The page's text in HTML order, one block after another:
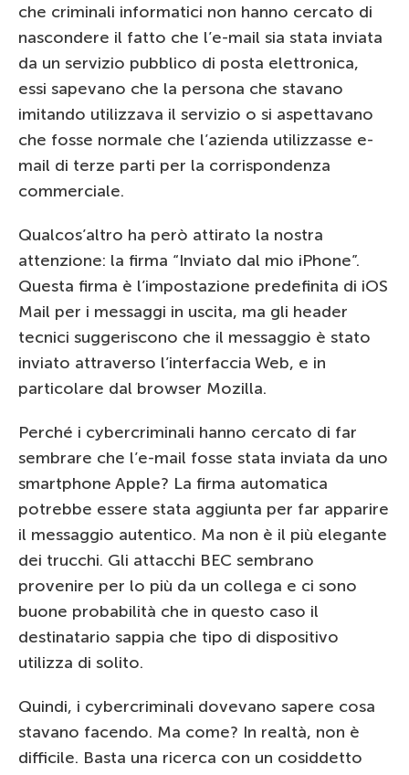
che criminali informatici non hanno cercato di
nascondere il fatto che l’e-mail sia stata inviata
da un servizio pubblico di posta elettronica,
essi sapevano che la persona che stavano
imitando utilizzava il servizio o si aspettavano
che fosse normale che l’azienda utilizzasse e-
mail di terze parti per la corrispondenza
commerciale.
Qualcos’altro ha però attirato la nostra
attenzione: la firma “Inviato dal mio iPhone”.
Questa firma è l’impostazione predefinita di iOS
Mail per i messaggi in uscita, ma gli header
tecnici suggeriscono che il messaggio è stato
inviato attraverso l’interfaccia Web, e in
particolare dal browser Mozilla.
Perché i cybercriminali hanno cercato di far
sembrare che l’e-mail fosse stata inviata da uno
smartphone Apple? La firma automatica
potrebbe essere stata aggiunta per far apparire
il messaggio autentico. Ma non è il più elegante
dei trucchi. Gli attacchi BEC sembrano
provenire per lo più da un collega e ci sono
buone probabilità che in questo caso il
destinatario sappia che tipo di dispositivo
utilizza di solito.
Quindi, i cybercriminali dovevano sapere cosa
stavano facendo. Ma come? In realtà, non è
difficile. Basta una ricerca con un cosiddetto